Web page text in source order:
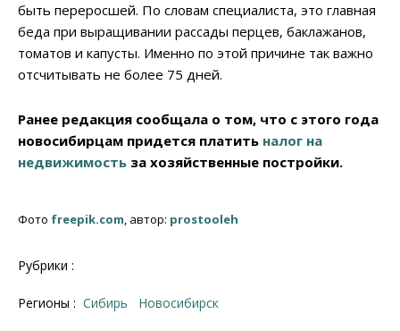
быть переросшей. По словам специалиста, это главная
беда при выращивании рассады перцев, баклажанов,
томатов и капусты. Именно по этой причине так важно
отсчитывать не более 75 дней.
Ранее редакция сообщала о том, что с этого года
новосибирцам придется платить налог на
недвижимость за хозяйственные постройки.
Фото freepik.com, автор: prostooleh
Рубрики :
Регионы : Сибирь Новосибирск